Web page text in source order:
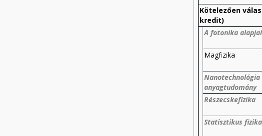
Kötelezően
kredit)
A fotonika alapjai
Magfizika
Nanotechnológia
anyagtudomány
Részecskefizika
Statisztikus